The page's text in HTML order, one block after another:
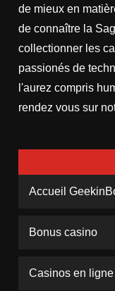
de mieux en
de connaître la
collectionner les
passionés de
l'aurez compris
rendez vous sur
Accueil
Bonus casino
Casinos en ligne